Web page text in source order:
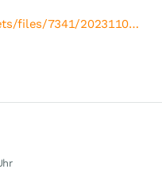
files/7341/2023110…